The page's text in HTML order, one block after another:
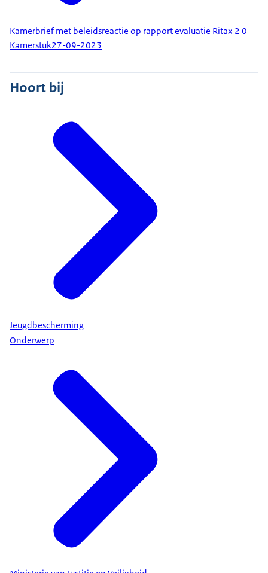
Kamerbrief met beleidsreactie op rapport evaluatie Ritax 2 0
Kamerstuk27-09-2023
Hoort bij
Jeugdbescherming
Onderwerp